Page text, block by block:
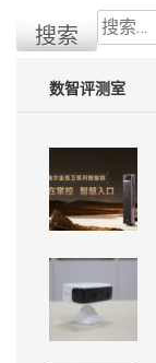
搜
索：
数智评测室